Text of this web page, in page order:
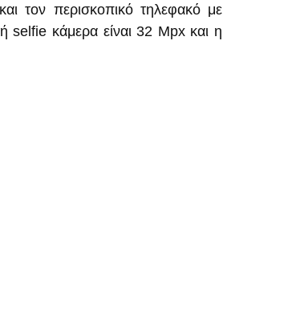
τον περισκοπικό τηλεφακό με
selfie κάμερα είναι 32 Mpx και η